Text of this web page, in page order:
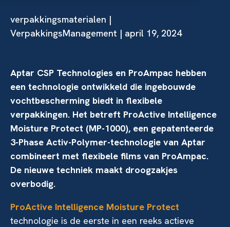
verpakkingsmaterialen |
VerpakkingsManagement | april 19, 2024
Aptar CSP Technologies en ProAmpac hebben
een technologie ontwikkeld die ingebouwde
vochtbescherming biedt in flexibele
verpakkingen. Het betreft ProActive Intelligence
Moisture Protect (MP-1000), een gepatenteerde
3-Phase Activ-Polymer-technologie van Aptar
combineert met flexibele films van ProAmpac.
De nieuwe techniek maakt droogzakjes
overbodig.
ProActive Intelligence Moisture Protect
technologie is de eerste in een reeks actieve